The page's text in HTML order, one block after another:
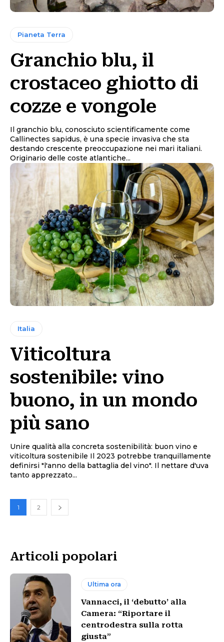
Pianeta Terra
Granchio blu, il
crostaceo ghiotto di
cozze e vongole
Il granchio blu, conosciuto scientificamente come
Callinectes sapidus, è una specie invasiva che sta
destando crescente preoccupazione nei mari italiani.
Originario delle coste atlantiche...
Italia
Viticoltura
sostenibile: vino
buono, in un mondo
più sano
Unire qualità alla concreta sostenibilità: buon vino e
viticoltura sostenibile Il 2023 potrebbe tranquillamente
definirsi "l'anno della battaglia del vino". Il nettare d'uva
tanto apprezzato...
1 2
Articoli popolari
Ultima ora
Vannacci, il ‘debutto’ alla
Camera: “Riportare il
centrodestra sulla rotta
giusta”